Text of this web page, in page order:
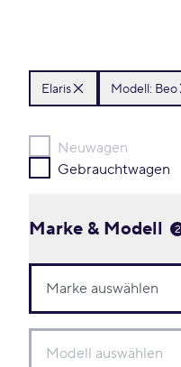
Elaris Modell: Beo
Neuwagen
Gebrauchtwagen
Marke & Modell 2